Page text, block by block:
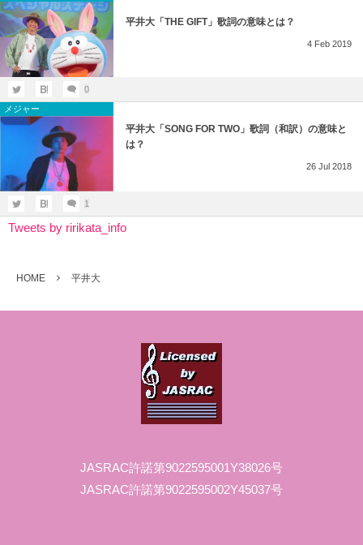
平井大「THE GIFT」歌詞の意味とは？
4 Feb 2019
0
メジャー
平井大「SONG FOR TWO」歌詞（和訳）の意味と
は？
26 Jul 2018
1
Tweets by ririkata_info
HOME 平井大
JASRAC許諾第9022595001Y38026号
JASRAC許諾第9022595002Y45037号